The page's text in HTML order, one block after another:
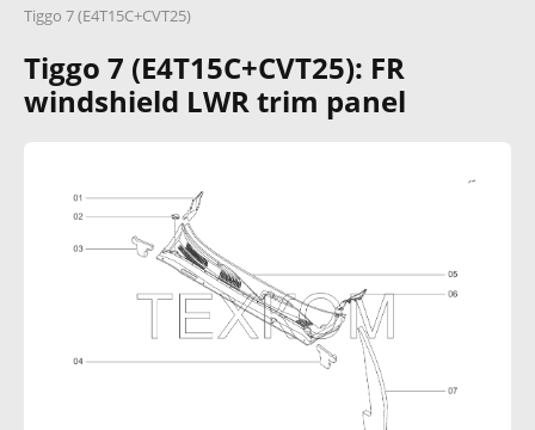
Tiggo 7 (E4T15C+CVT25)
Tiggo 7 (E4T15C+CVT25): FR
windshield LWR trim panel